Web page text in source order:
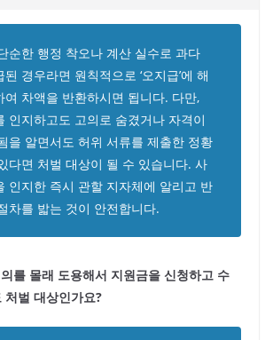
순한 행정 착오나 계산 실수로 과다
된 경우라면 원칙적으로 ‘오지급’에 해
여 차액을 반환하시면 됩니다. 다만,
인지하고도 고의로 숨겼거나 자격이
을 알면서도 허위 서류를 제출한 정황
다면 처벌 대상이 될 수 있습니다. 사
인지한 즉시 관할 지자체에 알리고 반
차를 밟는 것이 안전합니다.
를 몰래 도용해서 지원금을 신청하고 수
처벌 대상인가요?